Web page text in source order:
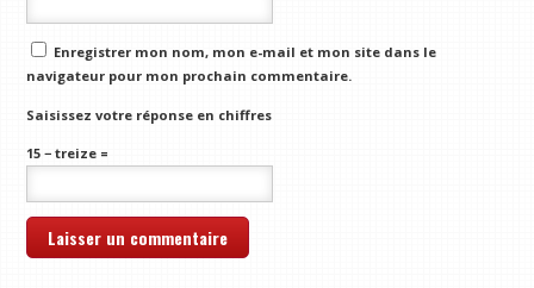
Enregistrer mon nom, mon e-mail et mon site dans le
navigateur pour mon prochain commentaire.
Saisissez votre réponse en chiffres
15 − treize =